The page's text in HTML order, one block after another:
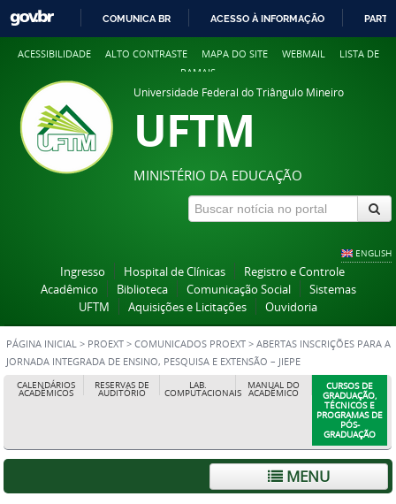
COMUNICA BR ACESSO À INFORMAÇÃO
ACESSIBILIDADE ALTO CONTRASTE MAPA DO SITE WEBMAIL
LISTA DE
RAMAIS
Universidade Federal do Triângulo Mineiro
UFTM
MINISTÉRIO DA EDUCAÇÃO
ENGLISH
Ingresso Hospital de Clínicas
Registro e Controle
Acadêmico
Biblioteca Comunicação Social
Sistemas
UFTM
Aquisições e Licitações Ouvidoria
PÁGINA INICIAL > PROEXT > COMUNICADOS PROEXT > ABERTAS INSCRIÇÕES PARA A
JORNADA INTEGRADA DE ENSINO, PESQUISA E EXTENSÃO – JIEPE
CALENDÁRIOS
ACADÊMICOS
RESERVAS DE
AUDITÓRIO
LAB.
COMPUTACIONAIS
MANUAL DO
ACADÊMICO
CURSOS DE
GRADUAÇÃO,
TÉCNICOS E
PROGRAMAS DE
PÓS-
GRADUAÇÃO
MENU